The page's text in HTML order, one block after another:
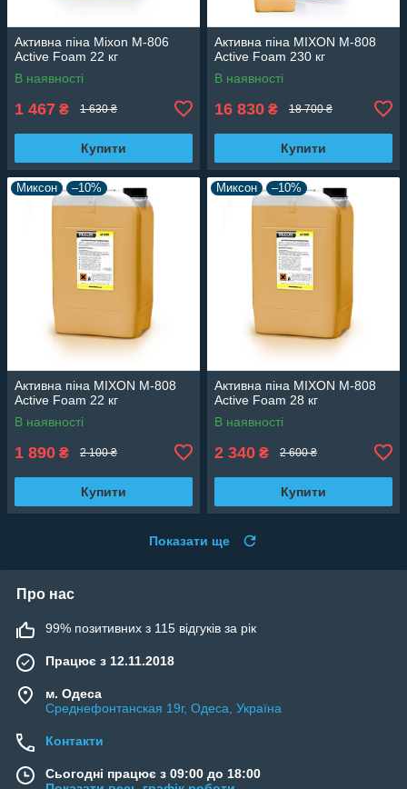
Активна піна Mixon M-806
Active Foam 22 кг
В наявності
1 467 ₴ 1 630 ₴
Купити
Активна піна MIXON M-808
Active Foam 230 кг
В наявності
16 830 ₴ 18 700 ₴
Купити
Миксон –10%
Активна піна MIXON M-808
Active Foam 22 кг
В наявності
1 890 ₴ 2 100 ₴
Купити
Миксон –10%
Активна піна MIXON M-808
Active Foam 28 кг
В наявності
2 340 ₴ 2 600 ₴
Купити
Показати ще
Про нас
99% позитивних з 115 відгуків за рік
Працює з 12.11.2018
м. Одеса
Среднефонтанская 19г, Одеса, Україна
Контакти
Сьогодні працює з 09:00 до 18:00